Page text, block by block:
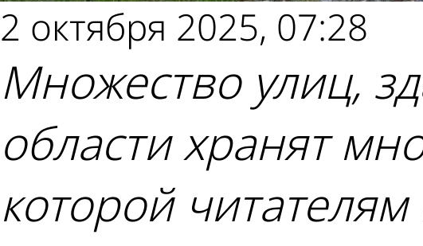
2 октября 2025, 07:28
Множество улиц,
области хранят
которой